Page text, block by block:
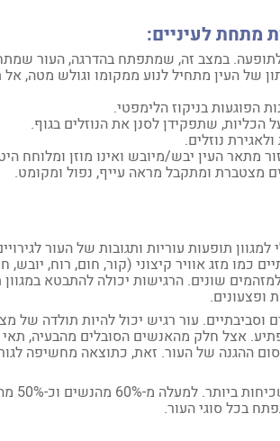
מתחת לעיניים:
במצב זה, שמתפתח בהדרגה, העור
של העין מתחיל לנוע ממקומו וגולש מטה,
הפוגעות בניקוז הלימפטי.
שתפקידן לסנן את הנוזלים בגוף.
נוזלים.
מתאר העין יבש/מיובש ואינו מוזן ומלוחח
מצטברת ומתקבל מראה עייף, נפול ומקומט.
תופעות עוריות ותגובות של העור
כמו מזג אוויר קיצוני (קור, חום, רוח,
שונים. הרגישות יכולה להתבטא
ופצעונים.
וסביבתיים. עור רגיש יכול להיות תולדה
אצל חלק מהאנשים הסובלים מהבעיה,
ההגנה של העור. זאת, כתוצאה מחשיפה
בכל סוגי העור.